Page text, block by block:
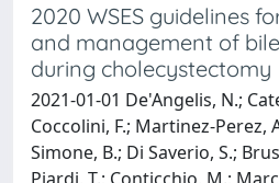
2020 WSES guidelines
and management of
during cholecystectomy
2021-01-01 De'Angelis, N.;
Coccolini, F.; Martinez-Perez,
Simone, B.; Di Saverio, S.;